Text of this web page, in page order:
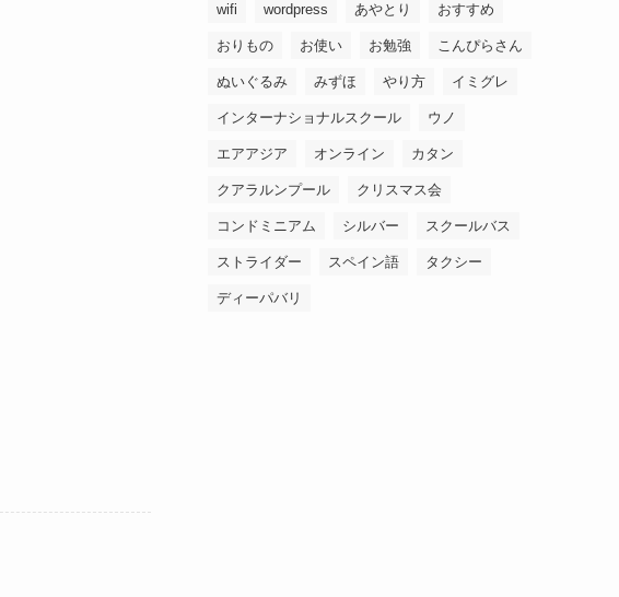
wifi wordpress あやとり おすすめ
おりもの お使い お勉強 こんぴらさん
ぬいぐるみ みずほ やり方 イミグレ
インターナショナルスクール ウノ
エアアジア オンライン カタン
クアラルンプール クリスマス会
コンドミニアム シルバー スクールバス
ストライダー スペイン語 タクシー
ディーパバリ